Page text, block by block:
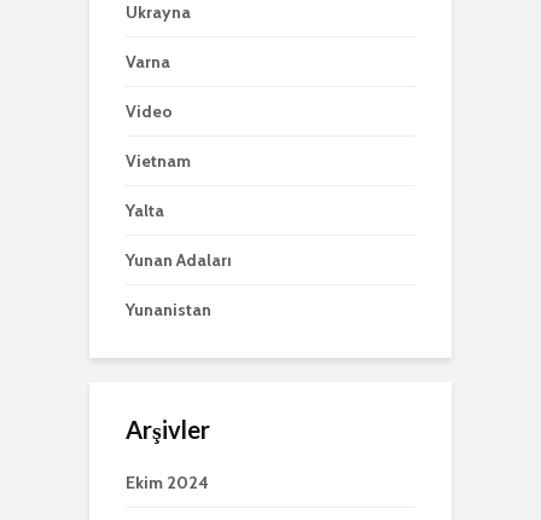
Ukrayna
Varna
Video
Vietnam
Yalta
Yunan Adaları
Yunanistan
Arşivler
Ekim 2024